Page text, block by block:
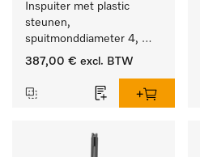
Inspuiter met plastic
steunen,
spuitmonddiameter 4,
lengte 90 mm, 20 stuks
387,00 € excl. BTW